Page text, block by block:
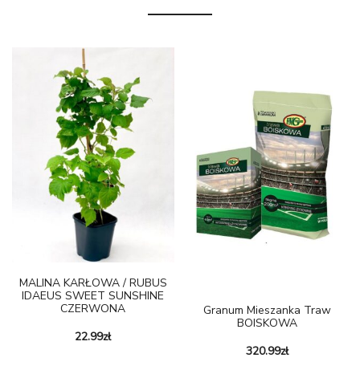
MALINA KARŁOWA / RUBUS
IDAEUS SWEET SUNSHINE
CZERWONA
22.99zł
Granum Mieszanka Traw
BOISKOWA
320.99zł